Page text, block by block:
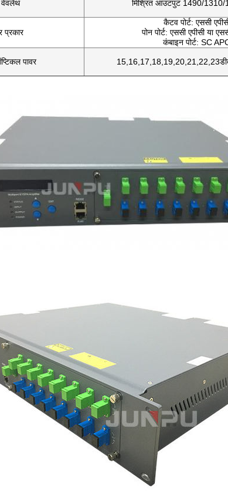
वेवलेंथ मिश्रित आउटपुट 1490/1310/
प्रकार
कैटव पोर्ट: एससी
पोन पोर्ट: एससी एपीसी या
कंबाइन पोर्ट: SC
पावर